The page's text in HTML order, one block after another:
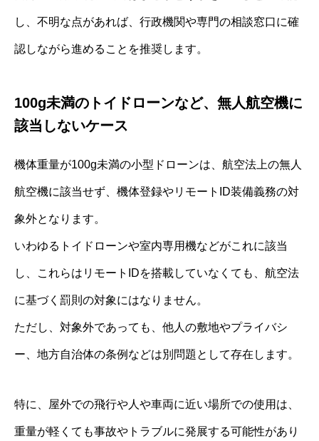
し、不明な点があれば、行政機関や専門の相談窓口に確
認しながら進めることを推奨します。
100g未満のトイドローンなど、無人航空機に
該当しないケース
機体重量が100g未満の小型ドローンは、航空法上の無人
航空機に該当せず、機体登録やリモートID装備義務の対
象外となります。
いわゆるトイドローンや室内専用機などがこれに該当
し、これらはリモートIDを搭載していなくても、航空法
に基づく罰則の対象にはなりません。
ただし、対象外であっても、他人の敷地やプライバシ
ー、地方自治体の条例などは別問題として存在します。
特に、屋外での飛行や人や車両に近い場所での使用は、
重量が軽くても事故やトラブルに発展する可能性があり